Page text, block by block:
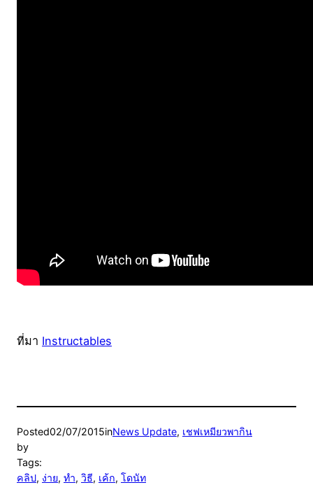
ที่มา Instructables
Posted02/07/2015inNews Update, เชฟเหมียวพากิน
by
Tags:
คลิป, ง่าย, ทำ, วิธี, เค้ก, โดนัท